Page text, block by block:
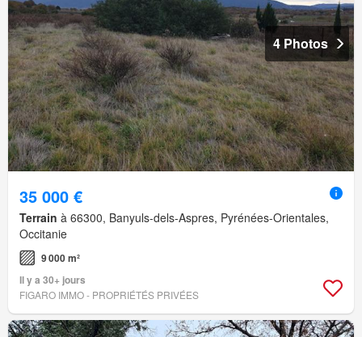
4 Photos
35 000 €
Terrain à 66300, Banyuls-dels-Aspres, Pyrénées-Orientales,
Occitanie
9 000 m²
Il y a 30+ jours
FIGARO IMMO - PROPRIÉTÉS PRIVÉES